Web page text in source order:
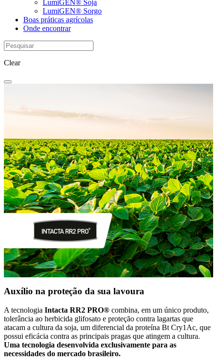
LumiGEN® Soja
LumiGEN® Sorgo
Boas práticas agrícolas
Onde encontrar
Clear
Auxílio na proteção da sua lavoura
A tecnologia Intacta RR2 PRO® combina, em um único produto,
tolerância ao herbicida glifosato e proteção contra lagartas que
atacam a cultura da soja, um diferencial da proteína Bt Cry1Ac, que
possui eficácia contra as principais pragas que atingem a cultura.
Uma tecnologia desenvolvida exclusivamente para as
necessidades do mercado brasileiro.